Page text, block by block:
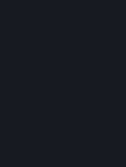
Peníze utracené za
lze získat zpět v plné
převedena na jiný
balíčku nepřesahuje
položku nebo
zpět, a tím pádem
zákazník na tuto